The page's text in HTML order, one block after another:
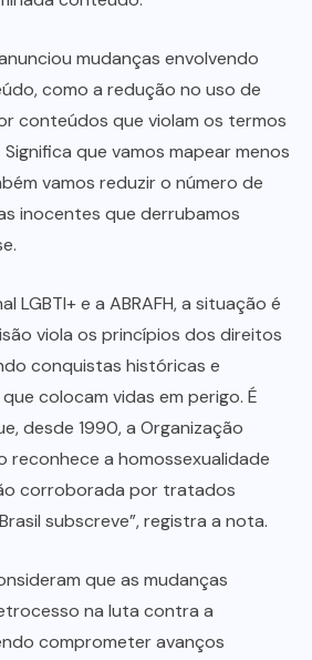
mudanças envolvendo
como a redução no uso de
conteúdos que violam os termos
que vamos mapear menos
vamos reduzir o número de
inocentes que derrubamos
LGBTI+ e a ABRAFH, a situação é
viola os princípios dos direitos
conquistas históricas e
colocam vidas em perigo. É
desde 1990, a Organização
reconhece a homossexualidade
corroborada por tratados
subscreve”, registra a nota.
que as mudanças
na luta contra a
comprometer avanços